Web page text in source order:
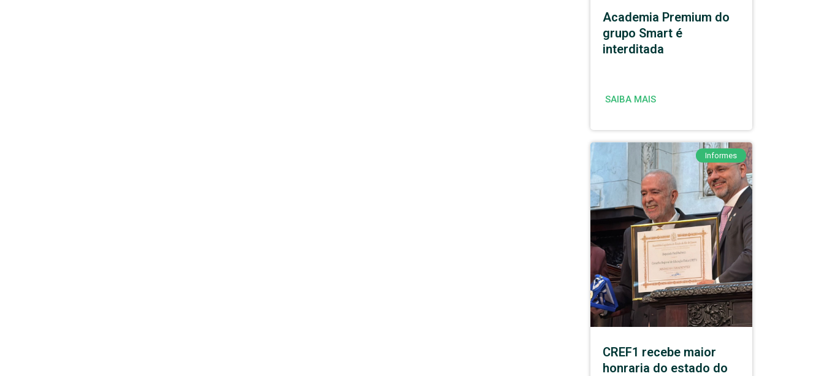
Academia Premium do
grupo Smart é
interditada
SAIBA MAIS
Informes
CREF1 recebe maior
honraria do estado do